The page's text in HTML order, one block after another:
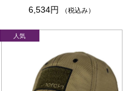
6,534円
（税込み）